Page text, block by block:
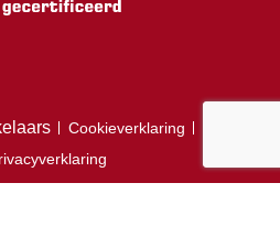
Cookieverklaring